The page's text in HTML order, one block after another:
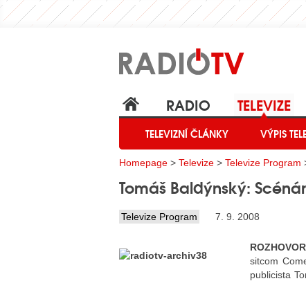
RADIO TELEVIZE
TELEVIZNÍ ČLÁNKY VÝPIS
Homepage > Televize > Televize Program
Tomáš Baldýnský:
Televize Program 7. 9. 2008
ROZHOVOR
sitcom
publicista